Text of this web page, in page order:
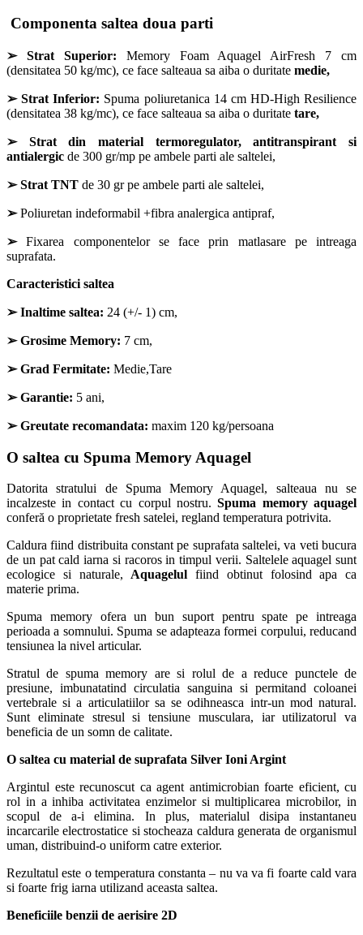
Componenta saltea doua parti
➢Strat Superior: Memory Foam Aquagel AirFresh 7 cm
(densitatea 50 kg/mc), ce face salteaua sa aiba o duritate medie,
➢Strat Inferior: Spuma poliuretanica 14 cm HD-High Resilience
(densitatea 38 kg/mc), ce face salteaua sa aiba o duritate tare,
➢Strat din material termoregulator, antitranspirant si
antialergic de 300 gr/mp pe ambele parti ale saltelei,
➢Strat TNT de 30 gr pe ambele parti ale saltelei,
➢Poliuretan indeformabil +fibra analergica antipraf,
➢Fixarea componentelor se face prin matlasare pe intreaga
suprafata.
Caracteristici saltea
➢Inaltime saltea: 24 (+/- 1) cm,
➢Grosime Memory: 7 cm,
➢Grad Fermitate: Medie,Tare
➢Garantie: 5 ani,
➢Greutate recomandata: maxim 120 kg/persoana
O saltea cu Spuma Memory Aquagel
Datorita stratului de Spuma Memory Aquagel, salteaua nu se
incalzeste in contact cu corpul nostru.Spuma memory aquagel
conferă o proprietate fresh satelei, regland temperatura potrivita.
Caldura fiind distribuita constant pe suprafata saltelei, va veti bucura
de un pat cald iarna si racoros in timpul verii. Saltelele aquagel sunt
ecologice si naturale,Aquagelul fiind obtinut folosind apa ca
materie prima.
Spuma memory ofera un bun suport pentru spate pe intreaga
perioada a somnului. Spuma se adapteaza formei corpului, reducand
tensiunea la nivel articular.
Stratul de spuma memory are si rolul de a reduce punctele de
presiune, imbunatatind circulatia sanguina si permitand coloanei
vertebrale si a articulatiilor sa se odihneasca intr-un mod natural.
Sunt eliminate stresul si tensiune musculara, iar utilizatorul va
beneficia de un somn de calitate.
O saltea cu material de suprafata Silver Ioni Argint
Argintul este recunoscut ca agent antimicrobian foarte eficient, cu
rol in a inhiba activitatea enzimelor si multiplicarea microbilor, in
scopul de a-i elimina. In plus, materialul disipa instantaneu
incarcarile electrostatice si stocheaza caldura generata de organismul
uman, distribuind-o uniform catre exterior.
Rezultatul este o temperatura constanta – nu va va fi foarte cald vara
si foarte frig iarna utilizand aceasta saltea.
Beneficiile benzii de aerisire 2D